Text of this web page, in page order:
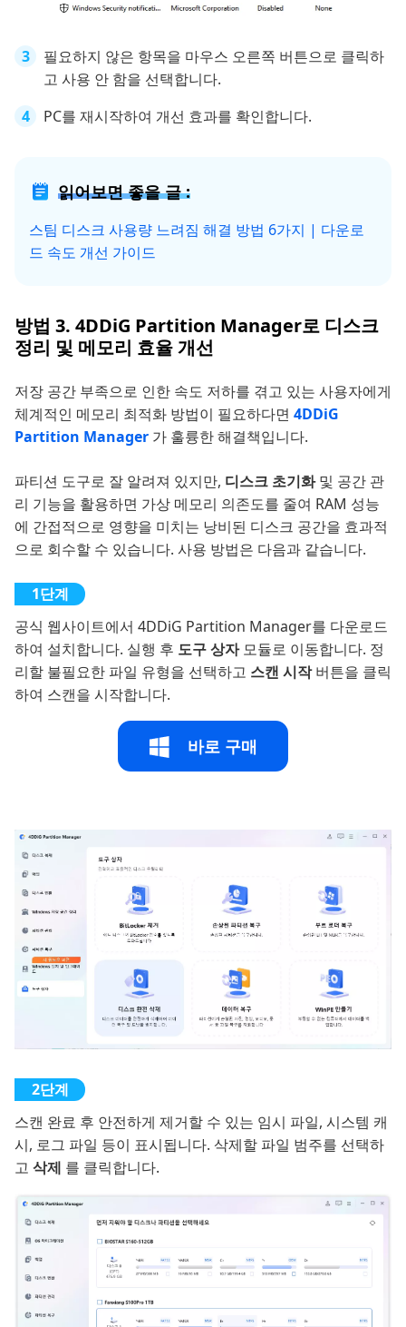
필요하지 않은 항목을 마우스 오른쪽 버튼으로 클릭하
고 사용 안 함을 선택합니다.
PC를 재시작하여 개선 효과를 확인합니다.
읽어보면 좋을 글 :
스팀 디스크 사용량 느려짐 해결 방법 6가지 | 다운로
드 속도 개선 가이드
방법 3. 4DDiG Partition Manager로 디스크
정리 및 메모리 효율 개선
저장 공간 부족으로 인한 속도 저하를 겪고 있는 사용자에게
체계적인 메모리 최적화 방법이 필요하다면 4DDiG
Partition Manager 가 훌륭한 해결책입니다.
파티션 도구로 잘 알려져 있지만, 디스크 초기화및 공간 관
리 기능을 활용하면 가상 메모리 의존도를 줄여 RAM 성능
에 간접적으로 영향을 미치는 낭비된 디스크 공간을 효과적
으로 회수할 수 있습니다. 사용 방법은 다음과 같습니다.
공식 웹사이트에서 4DDiG Partition Manager를 다운로드
하여 설치합니다. 실행 후 도구 상자모듈로 이동합니다. 정
리할 불필요한 파일 유형을 선택하고 스캔 시작버튼을 클릭
하여 스캔을 시작합니다.
바로 구매
스캔 완료 후 안전하게 제거할 수 있는 임시 파일, 시스템 캐
시, 로그 파일 등이 표시됩니다. 삭제할 파일 범주를 선택하
고 삭제 를 클릭합니다.